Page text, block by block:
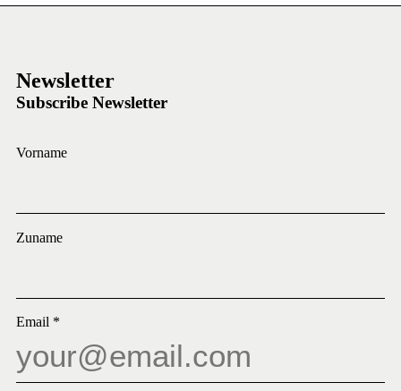
Newsletter
Subscribe Newsletter
Vorname
Zuname
Email *